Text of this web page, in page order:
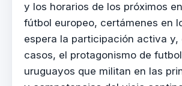
y los horarios de los próximos
fútbol europeo, certámenes en
espera la participación activa y,
casos, el protagonismo de
uruguayos que militan en las